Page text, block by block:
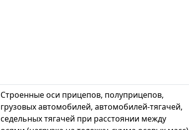
Строенные оси прицепов, полуприцепов,
грузовых автомобилей, автомобилей-тягачей,
седельных тягачей при расстоянии между